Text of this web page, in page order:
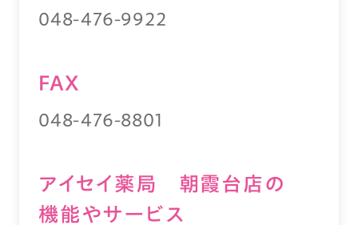
048-476-9922
FAX
048-476-8801
アイセイ薬局 朝霞台店の
機能やサービス